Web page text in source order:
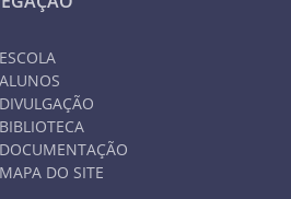
ESCOLA
ALUNOS
DIVULGAÇÃO
BIBLIOTECA
DOCUMENTAÇÃO
MAPA DO SITE